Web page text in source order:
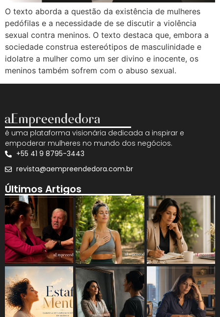
O texto aborda a questão da existência de mulheres
pedófilas e a necessidade de se discutir a violência
sexual contra meninos. O texto destaca que, embora a
sociedade construa estereótipos de masculinidade e
idolatre a mulher como um ser divino e inocente, os
meninos também sofrem com o abuso sexual.
é uma plataforma visionária dedicada a inspirar e
empoderar mulheres no mundo dos negócios.
+55 41 9 8795-3443
revista@aempreendedora.com.br
Últimos Artigos